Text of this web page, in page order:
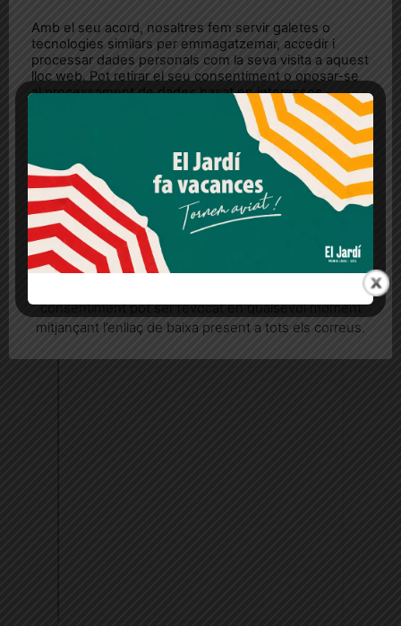
Amb el seu acord, nosaltres fem servir galetes o
tecnologies similars per emmagatzemar, accedir i
processar dades personals com la seva visita a aquest
lloc web. Pot retirar el seu consentiment o oposar-se
al processament de dades basat en interessos
legítims en qualsevol moment fent clic a "Ajustos de
cookies" o a la nostra Política de privacitat en aquest
lloc web. Si cliques "acceptar" dones el teu
Més informació Acceptar Rebutjar tot
Quan l’usuari crea un compte al Diari el Jardí, dona el
seu consentiment explícit per rebre comunicacions
consentiment pot ser revocat en qualsevol moment
mitjançant l’enllaç de baixa present a tots els correus.